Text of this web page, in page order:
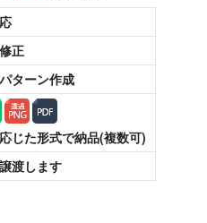
正
ターン作成
じた形式で納品(複数可)
渡します